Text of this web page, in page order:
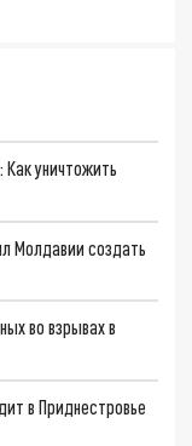
уничтожить
Молдавии создать
во взрывах в
в Приднестровье